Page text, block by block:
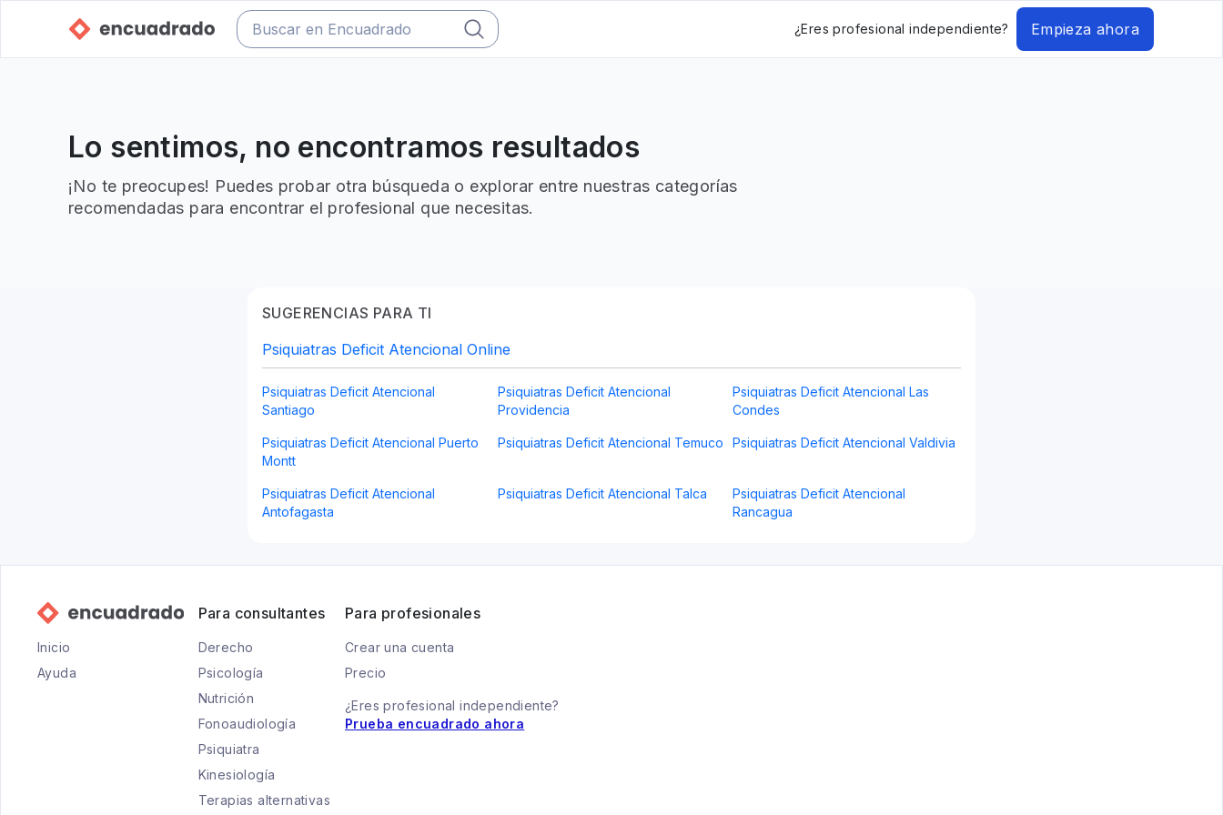
¿Eres profesional independiente? Empieza ahora
Lo sentimos, no encontramos resultados
¡No te preocupes! Puedes probar otra búsqueda o explorar entre nuestras categorías
recomendadas para encontrar el profesional que necesitas.
SUGERENCIAS PARA TI
Psiquiatras Deficit Atencional Online
Psiquiatras Deficit Atencional
Santiago
Psiquiatras Deficit Atencional
Providencia
Psiquiatras Deficit Atencional Las
Condes
Psiquiatras Deficit Atencional Puerto
Montt
Psiquiatras Deficit Atencional Temuco Psiquiatras Deficit Atencional Valdivia
Psiquiatras Deficit Atencional
Antofagasta
Psiquiatras Deficit Atencional Talca
Psiquiatras Deficit Atencional
Rancagua
Inicio
Ayuda
Para consultantes
Derecho
Psicología
Nutrición
Fonoaudiología
Psiquiatra
Kinesiología
Terapias alternativas
Para profesionales
Crear una cuenta
Precio
¿Eres profesional independiente?
Prueba encuadrado ahora